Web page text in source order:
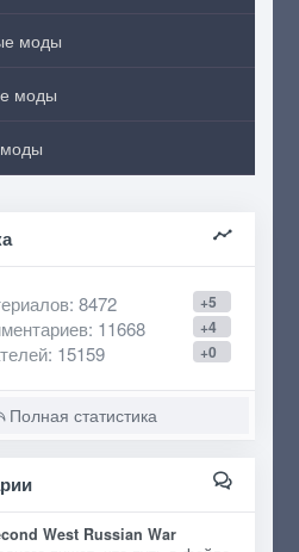
моды
моды
+5
: 8472
+4
: 11668
+0
: 15159
Полная статистика
West Russian War